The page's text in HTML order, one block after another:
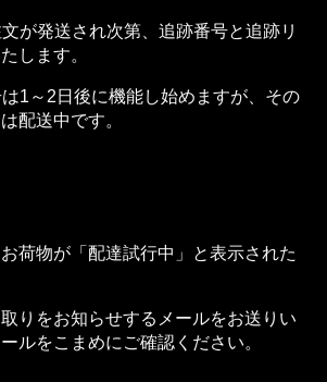
が発送され次第、追跡番号と追跡リ
します。
1～2日後に機能し始めますが、その
配送中です。
荷物が「配達試行中」と表示された
りをお知らせするメールをお送りい
ルをこまめにご確認ください。